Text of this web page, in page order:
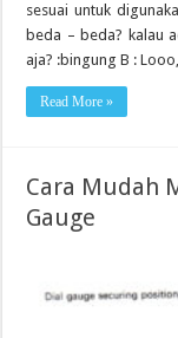
sesuai untuk
beda – beda? kalau
aja? :bingung B :
Read More »
Cara Mudah
Gauge